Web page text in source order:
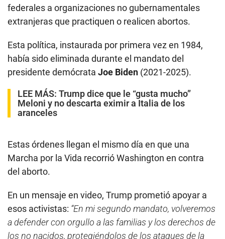
federales a organizaciones no gubernamentales
extranjeras que practiquen o realicen abortos.
Esta política, instaurada por primera vez en 1984,
había sido eliminada durante el mandato del
presidente demócrata Joe Biden (2021-2025).
LEE MÁS: Trump dice que le “gusta mucho”
Meloni y no descarta eximir a Italia de los
aranceles
Estas órdenes llegan el mismo día en que una
Marcha por la Vida recorrió Washington en contra
del aborto.
En un mensaje en video, Trump prometió apoyar a
esos activistas: “En mi segundo mandato, volveremos
a defender con orgullo a las familias y los derechos de
los no nacidos, protegiéndolos de los ataques de la